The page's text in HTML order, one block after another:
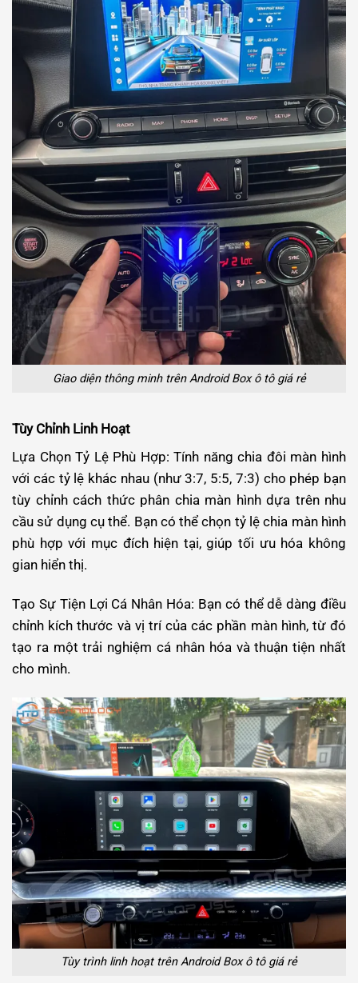
Giao diện thông minh trên Android Box ô tô giá rẻ
Tùy Chỉnh Linh Hoạt
Lựa Chọn Tỷ Lệ Phù Hợp: Tính năng chia đôi màn hình
với các tỷ lệ khác nhau (như 3:7, 5:5, 7:3) cho phép bạn
tùy chỉnh cách thức phân chia màn hình dựa trên nhu
cầu sử dụng cụ thể. Bạn có thể chọn tỷ lệ chia màn hình
phù hợp với mục đích hiện tại, giúp tối ưu hóa không
gian hiển thị.
Tạo Sự Tiện Lợi Cá Nhân Hóa: Bạn có thể dễ dàng điều
chỉnh kích thước và vị trí của các phần màn hình, từ đó
tạo ra một trải nghiệm cá nhân hóa và thuận tiện nhất
cho mình.
Tùy trình linh hoạt trên Android Box ô tô giá rẻ